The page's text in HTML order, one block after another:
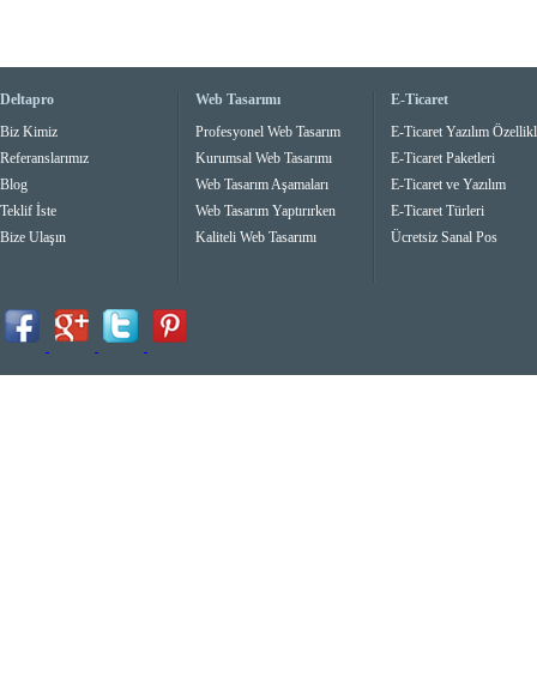
Deltapro
Biz Kimiz
Referanslarımız
Blog
Teklif İste
Bize Ulaşın
Web Tasarımı
Profesyonel Web Tasarım
Kurumsal Web Tasarımı
Web Tasarım Aşamaları
Web Tasarım Yaptırırken
Kaliteli Web Tasarımı
E-Ticaret
E-Ticaret Yazılım
E-Ticaret Paketleri
E-Ticaret ve Yazılım
E-Ticaret Türleri
Ücretsiz Sanal Pos